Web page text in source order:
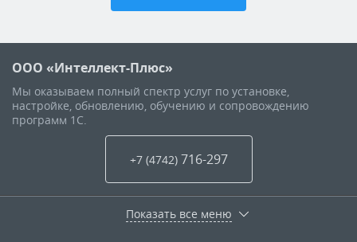
ООО «Интеллект-Плюс»
Мы оказываем полный спектр услуг по установке,
настройке, обновлению, обучению и сопровождению
программ 1С.
+7 (4742) 716-297
Показать все меню